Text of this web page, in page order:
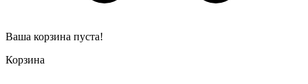
Ваша корзина пуста!
Корзина